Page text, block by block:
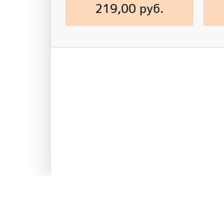
219,00 руб.